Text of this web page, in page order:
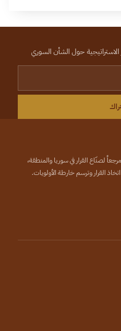
حول الشأن السوري
لصنّاع القرار في سوريا والمنطقة،
القرار وترسم خارطة الأولويات.